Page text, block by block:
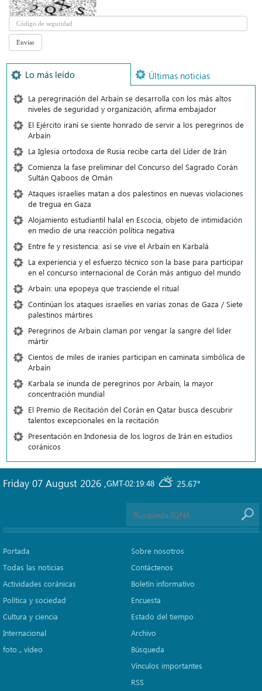
Lo más leído Últimas noticias
La peregrinación del Arbaín se desarrolla con los más altos
niveles de seguridad y organización, afirma embajador
El Ejército iraní se siente honrado de servir a los peregrinos de
Arbaín
La Iglesia ortodoxa de Rusia recibe carta del Líder de Irán
Comienza la fase preliminar del Concurso del Sagrado Corán
Sultán Qaboos de Omán
Ataques israelíes matan a dos palestinos en nuevas violaciones
de tregua en Gaza
Alojamiento estudiantil halal en Escocia, objeto de intimidación
en medio de una reacción política negativa
Entre fe y resistencia: así se vive el Arbaín en Karbalá
La experiencia y el esfuerzo técnico son la base para participar
en el concurso internacional de Corán más antiguo del mundo
Arbaín: una epopeya que trasciende el ritual
Continúan los ataques israelíes en varias zonas de Gaza / Siete
palestinos mártires
Peregrinos de Arbain claman por vengar la sangre del líder
mártir
Cientos de miles de iraníes participan en caminata simbólica de
Arbaín
Karbala se inunda de peregrinos por Arbaín, la mayor
concentración mundial
El Premio de Recitación del Corán en Qatar busca descubrir
talentos excepcionales en la recitación
Presentación en Indonesia de los logros de Irán en estudios
coránicos
GMT-02:19:48 25.67°
Friday 07 August 2026 ,
Portada
Todas las noticias
Actividades coránicas
Política y sociedad
Cultura y ciencia
Internacional
foto ـ vídeo
Sobre nosotros
Contáctenos
Boletín informativo
Encuesta
Estado del tiempo
Archivo
Búsqueda
Vínculos importantes
RSS